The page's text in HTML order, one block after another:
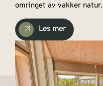
omringet av vakker natur.
Les mer